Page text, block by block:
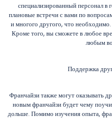
специализированный персонал в
плановые встречи с вами по
и многого другого, что
Кроме того, вы сможете в любое
любым
Поддержка
Франчайзи также могут оказывать
новым франчайзи будет чему
дольше. Помимо изучения опыта,